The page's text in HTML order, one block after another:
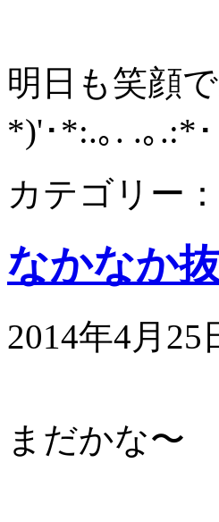
明日も笑顔
*)'･*:.｡. .｡.:*
カテゴリー：
なかなか
2014年4月25
まだかな〜